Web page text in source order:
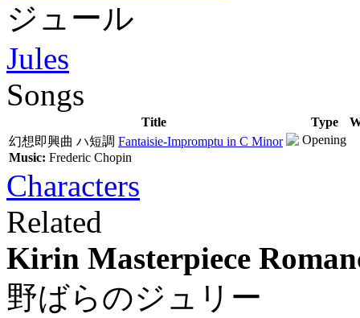
ジュール
Jules
Songs
Title Type
幻想即興曲 ハ短調 Fantaisie-Impromptu in C Minor
Music: Frederic Chopin
Opening
Characters
Related
Kirin Masterpiece
野ばらのジュリー